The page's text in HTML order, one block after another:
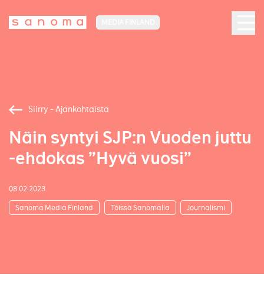
Siirry - Ajankohtaista
Näin syntyi SJP:n Vuoden juttu
-ehdokas ”Hyvä vuosi”
08.02.2023
Sanoma Media Finland Töissä Sanomalla Journalismi